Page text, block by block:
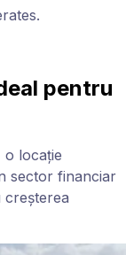
pentru
o locație
sector financiar